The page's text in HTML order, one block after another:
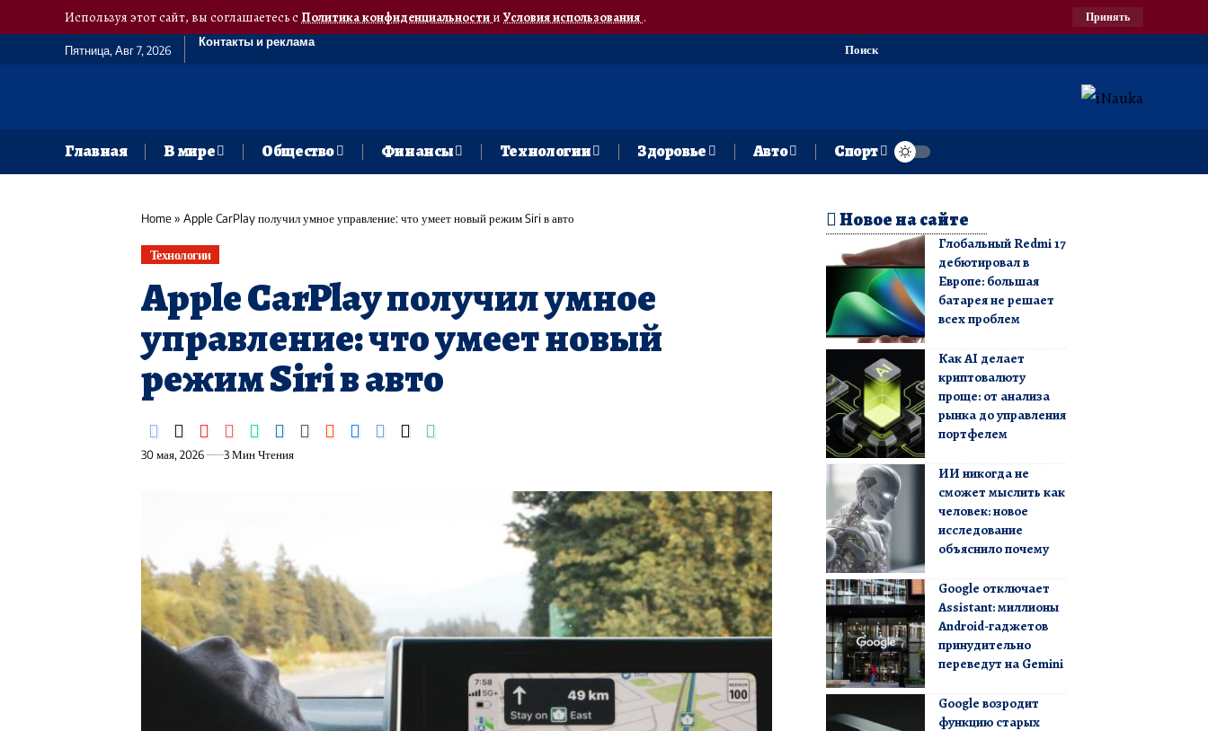
Используя этот сайт, вы соглашаетесь сПолитика конфиденциальностии Условия использования. Принять
Пятница, Авг 7, 2026
Контакты и реклама
Поиск
Главная В мире Общество Финансы Технологии Здоровье Авто Спорт
Home» Apple CarPlay получил умное управление: что умеет новый режим Siri в авто
Технологии
Apple CarPlay получил умное
управление: что умеет новый
режим Siri в авто
30 мая, 2026 3 Мин Чтения
Новое на сайте
Глобальный Redmi 17
дебютировал в
Европе: большая
батарея не решает
всех проблем
Как AI делает
криптовалюту
проще: от анализа
рынка до управления
портфелем
ИИ никогда не
сможет мыслить как
человек: новое
исследование
объяснило почему
Google отключает
Assistant: миллионы
Android-гаджетов
принудительно
переведут на Gemini
Google возродит
функцию старых